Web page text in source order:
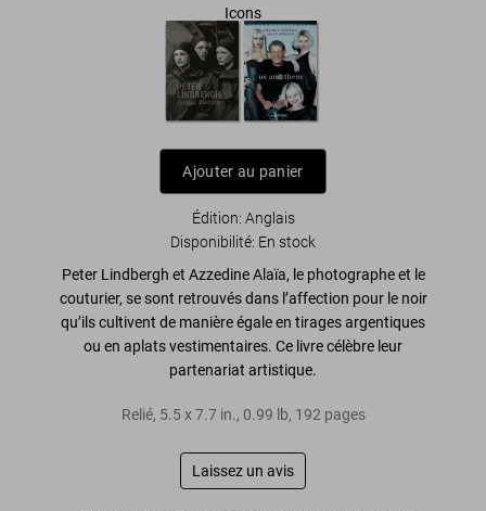
Icons
Ajouter au panier
Édition: Anglais
Disponibilité: En stock
Peter Lindbergh et Azzedine Alaïa, le photographe et le
couturier, se sont retrouvés dans l’affection pour le noir
qu’ils cultivent de manière égale en tirages argentiques
ou en aplats vestimentaires. Ce livre célèbre leur
partenariat artistique.
Relié, 5.5x7.7 in., 0.99 lb, 192 pages
Laissez un avis